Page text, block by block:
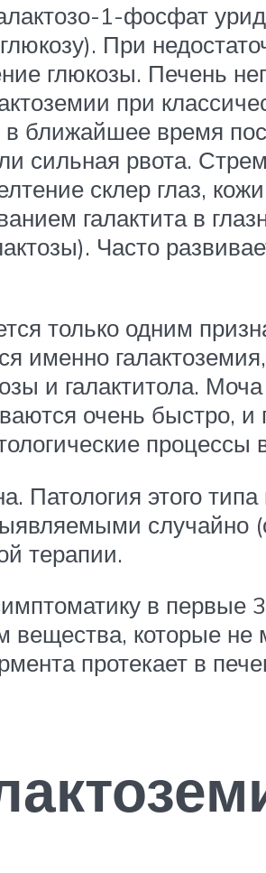
1-фосфат
При
глюкозы. Печень
при
ближайшее время
сильная рвота.
склер глаз,
галактита в
Часто
только одним
именно
и галактитола.
очень быстро, и
процессы
Патология этого
случайно
терапии.
в первые
вещества, которые
протекает в